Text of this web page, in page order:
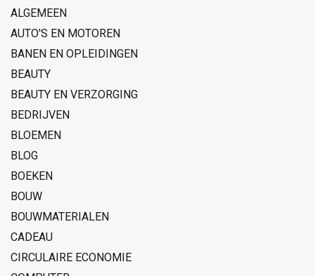
ALGEMEEN
AUTO'S EN MOTOREN
BANEN EN OPLEIDINGEN
BEAUTY
BEAUTY EN VERZORGING
BEDRIJVEN
BLOEMEN
BLOG
BOEKEN
BOUW
BOUWMATERIALEN
CADEAU
CIRCULAIRE ECONOMIE